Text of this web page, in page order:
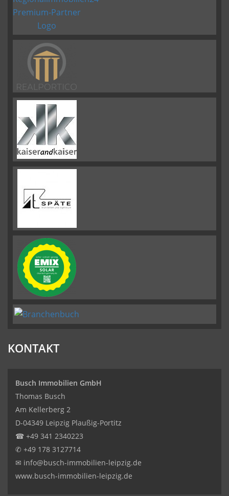
KONTAKT
Busch Immobilien GmbH
Thomas Busch
Am Kellerberg 2
D-04349 Leipzig Plaußig-Portitz
☎ +49 341 2340223
✆ +49 178 3127714
✉ info@busch-immobilien-leipzig.de
www.busch-immobilien-leipzig.de